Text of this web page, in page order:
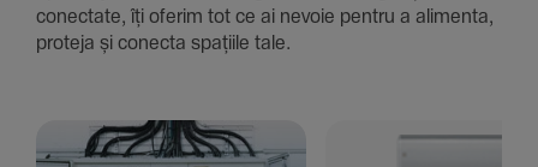
conec­tate, îți oferim tot ce ai nevoie pentru a alimenta,
proteja și conecta spațiile tale.